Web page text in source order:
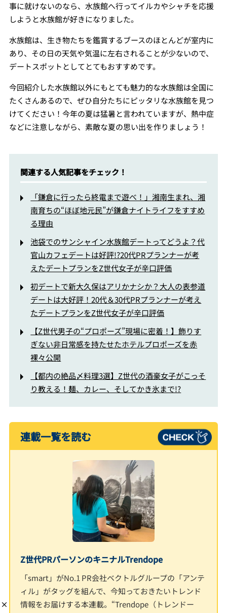
事に就けないのなら、水族館へ行ってイルカやシャチを応援
しようと水族館が好きになりました。
水族館は、生き物たちを鑑賞するブースのほとんどが室内に
あり、その日の天気や気温に左右されることが少ないので、
デートスポットとしてとてもおすすめです。
今回紹介した水族館以外にもとても魅力的な水族館は全国に
たくさんあるので、ぜひ自分たちにピッタリな水族館を見つ
けてください！今年の夏は猛暑と言われていますが、熱中症
などに注意しながら、素敵な夏の思い出を作りましょう！
関連する人気記事をチェック！
「鎌倉に行ったら終電まで遊べ！」湘南生まれ、湘
南育ちの“ほぼ地元民”が鎌倉ナイトライフをすすめ
る理由
池袋でのサンシャイン水族館デートってどうよ？代
官山カフェデートは好評!?20代PRプランナーが考
えたデートプランをZ世代女子が辛口評価
初デートで新大久保はアリかナシか？大人の表参道
デートは大好評！20代＆30代PRプランナーが考え
たデートプランをZ世代女子が辛口評価
【Z世代男子の“プロポーズ”現場に密着！】飾りす
ぎない非日常感を持たせたホテルプロポーズを赤
裸々公開
【都内の絶品〆料理3選】Z世代の酒豪女子がこっそ
り教える！麺、カレー、そしてかき氷まで!?
連載一覧を読む
Z世代PRパーソンのキニナルTrendope
「smart」がNo.1 PR会社ベクトルグループの「アンテ
ィル」がタッグを組んで、今知っておきたいトレンド
情報をお届けする本連載。“Trendope（トレンドー